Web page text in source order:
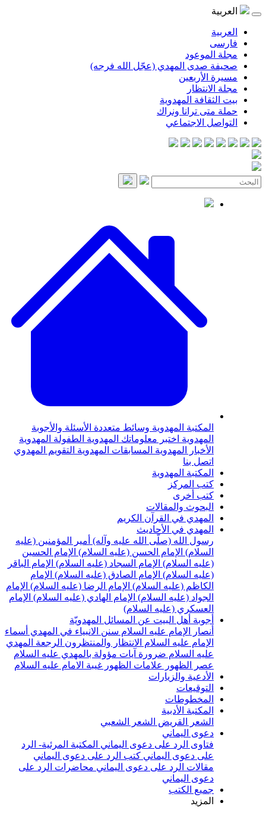
المهدي (عجّل الله فرجه)
المهدوية
ترانا ونراك
الاجتماعي
المهدويةوسائط متعددةالأسئلة والأجوبة
اختبر معلوماتك المهدويةالطفولة المهدوية
المهدويةالمسابقات المهدويةالتقويم المهدوي
المهدوية
والمقالات
في القرآن الكريم
في الأحاديث
الله (صلّى الله عليه وآله) أمير المؤمنين (عليه
الإمام الحسن (عليه السلام) الإمام الحسين
الإمام السجاد (عليه السلام) الإمام الباقر
الإمام الصادق (عليه السلام) الإمام
(عليه السلام) الإمام الرضا (عليه السلام) الإمام
(عليه السلام) الإمام الهادي (عليه السلام) الإمام
(عليه السلام)
أهل البيت عن المسائل المهدويّة
الإمام عليه السلامسنن الانبياء في المهديأسماء
عليه السلامالانتظار والمنتظرونالرجعةالمهدي
السلام ضرورة آيات مؤولة بالمهدي عليه السلام
علامات الظهورغيبة الامام عليه السلام
والزيارات
الأدبية
الشعر الشعبي
اليماني
الرد على دعوى اليماني المكتبة المرئية- الرد
دعوى اليماني كتب الرد على دعوى اليماني
الرد على دعوى اليماني محاضرات الرد على